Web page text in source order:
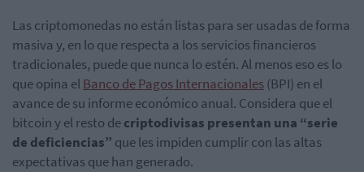
Las criptomonedas no están listas para ser usadas de forma
masiva y, en lo que respecta a los servicios financieros
tradicionales, puede que nunca lo estén. Al menos eso es lo
que opina elBanco de Pagos Internacionales(BPI) en el
avance de su informe económico anual. Considera que el
bitcoin y el resto decriptodivisas presentan una “serie
de deficiencias” que les impiden cumplir con las altas
expectativas que han generado.